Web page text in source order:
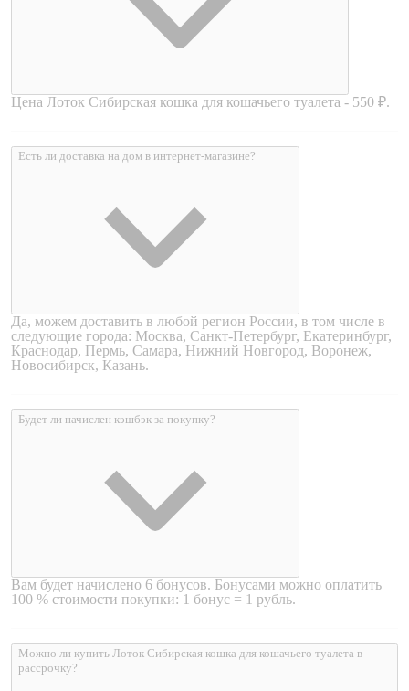
Цена Лоток Сибирская кошка для кошачьего туалета - 550 ₽.
Есть ли доставка на дом в интернет-магазине?
Да, можем доставить в любой регион России, в том числе в
следующие города: Москва, Санкт-Петербург, Екатеринбург,
Краснодар, Пермь, Самара, Нижний Новгород, Воронеж,
Новосибирск, Казань.
Будет ли начислен кэшбэк за покупку?
Вам будет начислено 6 бонусов. Бонусами можно оплатить
100 % стоимости покупки: 1 бонус = 1 рубль.
Можно ли купить Лоток Сибирская кошка для кошачьего туалета в
рассрочку?